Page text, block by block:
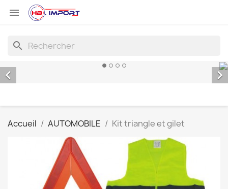

search
 
Accueil AUTOMOBILE Kit triangle et gilet